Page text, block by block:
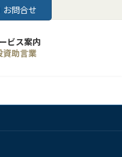
お問合せ
ビス案内
資助言業